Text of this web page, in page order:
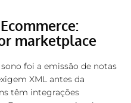
marketplace
foi a emissão de notas
XML antes da
têm integrações